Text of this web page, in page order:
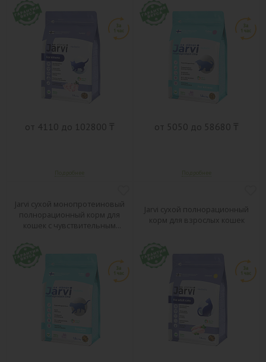
от 4110 до 102800 ₸ от 5050 до 58680 ₸
Jarvi сухой монопротеиновый
полнорационный корм для
кошек с чувствительным
Jarvi сухой полнорационный
корм для взрослых кошек